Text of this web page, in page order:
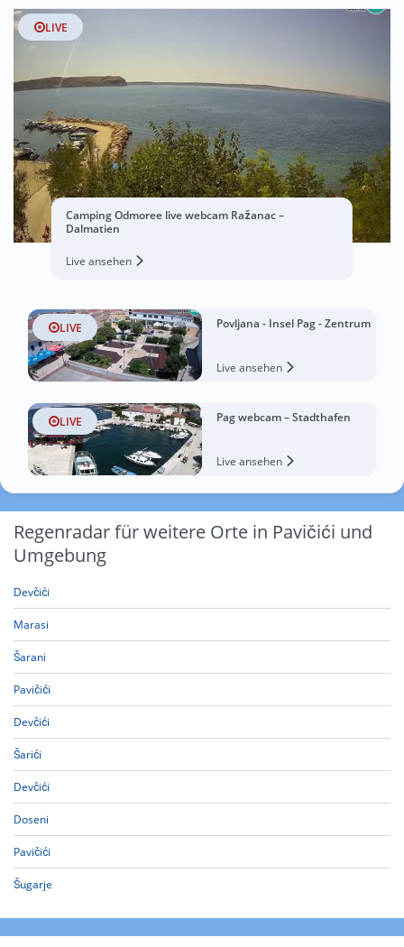
LIVE
Camping Odmoree live webcam Ražanac –
Dalmatien
Live ansehen
LIVE Povljana - Insel Pag - Zentrum
Live ansehen
LIVE Pag webcam – Stadthafen
Live ansehen
Regenradar für weitere Orte in Pavičići und
Umgebung
Devčići
Marasi
Šarani
Pavičići
Devčići
Šarići
Devčići
Doseni
Pavičići
Šugarje